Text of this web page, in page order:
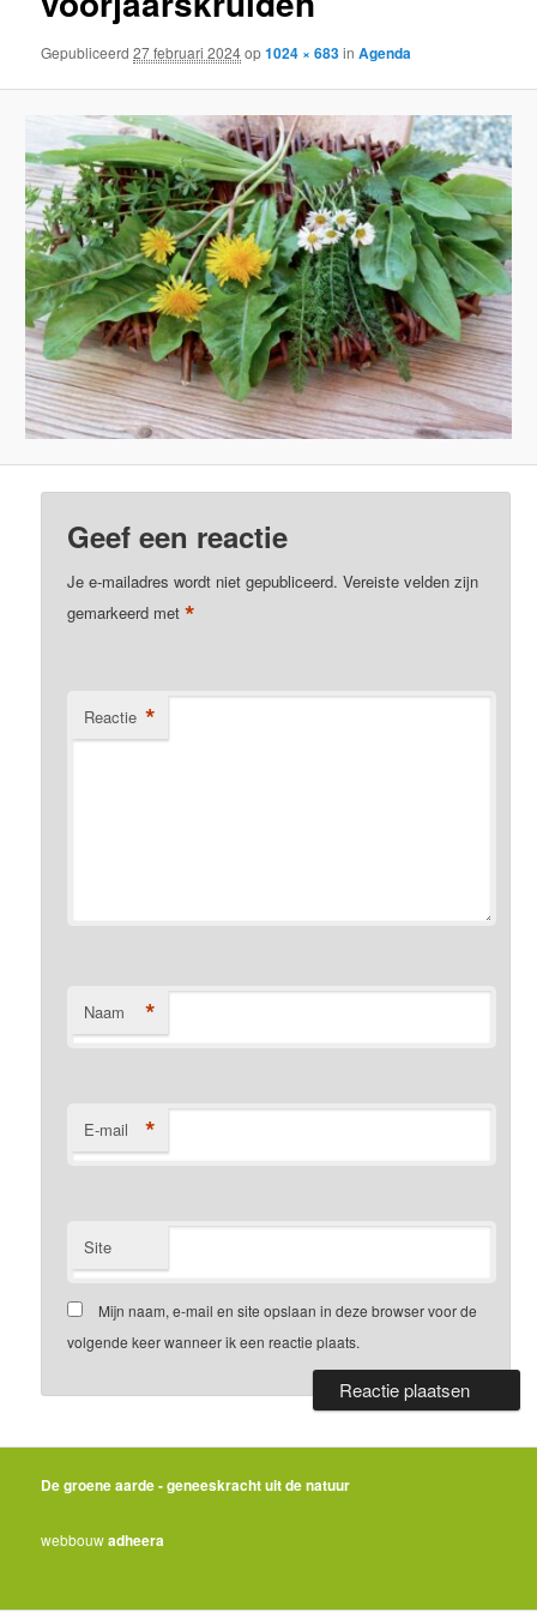
Gepubliceerd27 februari 2024op1024 × 683inAgenda
Geef een reactie
Je e-mailadres wordt niet gepubliceerd. Vereiste velden zijn
gemarkeerd met*
Reactie *
Naam *
E-mail *
Site
Mijn naam, e-mail en site opslaan in deze browser voor de
volgende keer wanneer ik een reactie plaats.
De groene aarde - geneeskracht uit de natuur
webbouwadheera